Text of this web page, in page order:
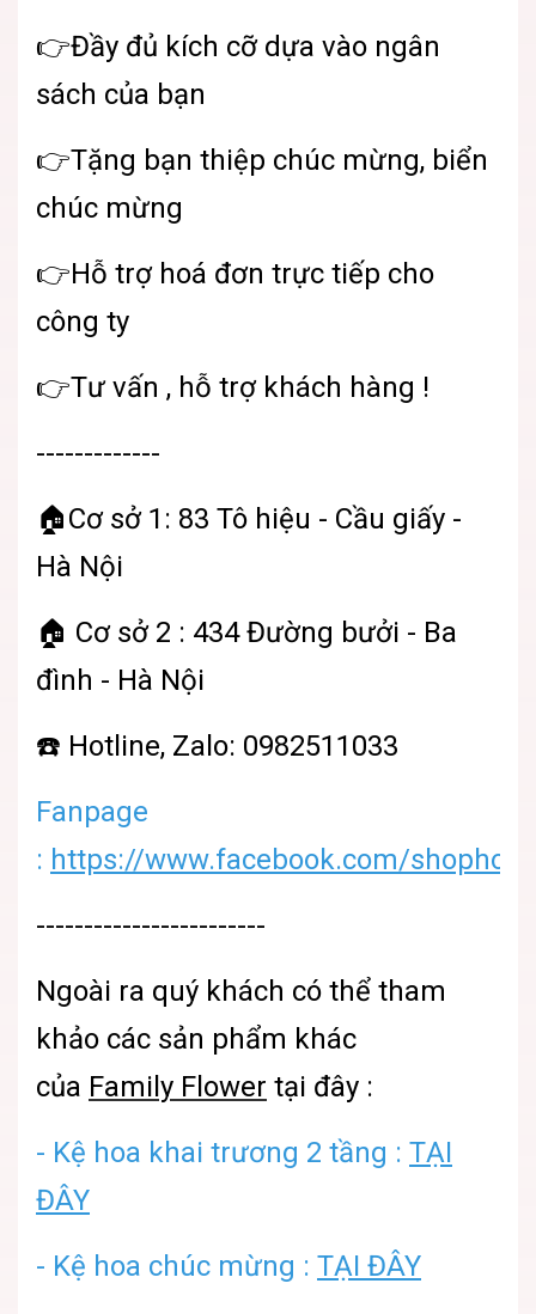
👉Đầy đủ kích cỡ dựa vào ngân
sách của bạn
👉Tặng bạn thiệp chúc mừng, biển
chúc mừng
👉Hỗ trợ hoá đơn trực tiếp cho
công ty
👉Tư vấn , hỗ trợ khách hàng !
-------------
🏠Cơ sở 1: 83 Tô hiệu - Cầu giấy -
Hà Nội
🏠 Cơ sở 2 : 434 Đường bưởi - Ba
đình - Hà Nội
☎️ Hotline, Zalo: 0982511033
Fanpage
: https://www.facebook.com/
------------------------
Ngoài ra quý khách có thể tham
khảo các sản phẩm khác
của Family Flower tại đây :
- Kệ hoa khai trương 2 tầng : TẠI
ĐÂY
- Kệ hoa chúc mừng : TẠI ĐÂY